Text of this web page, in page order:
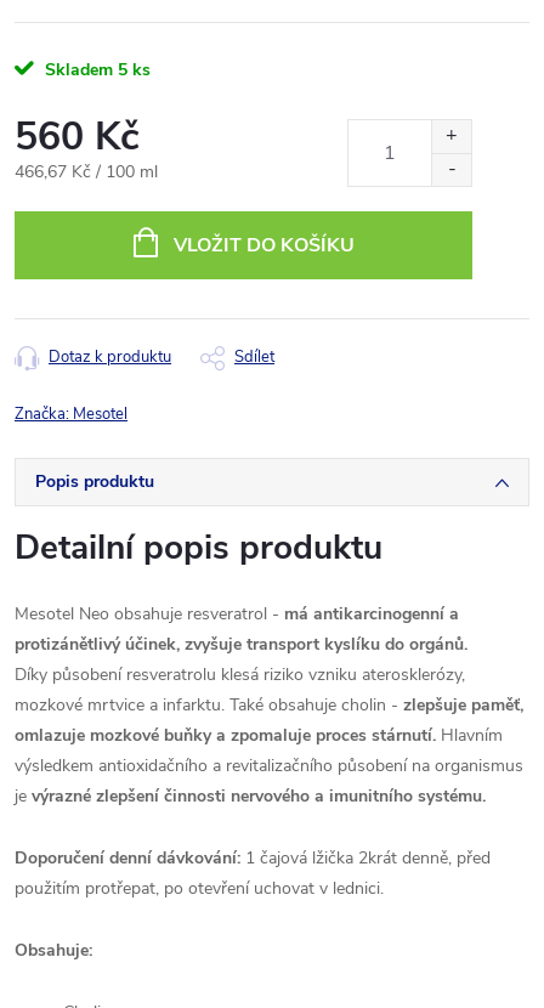
Skladem 5 ks
560 Kč
Měrná
466,67 Kč / 100 ml
VLOŽIT DO KOŠÍKU
Dotaz k produktu Sdílet
Značka: Mesotel
Popis produktu
Detailní popis produktu
Mesotel Neo obsahuje resveratrol - má antikarcinogenní a
protizánětlivý účinek, zvyšuje transport kyslíku do orgánů.
Díky působení resveratrolu klesá riziko vzniku aterosklerózy,
mozkové mrtvice a infarktu. Také obsahuje cholin - zlepšuje paměť,
omlazuje mozkové buňky a zpomaluje proces stárnutí. Hlavním
výsledkem antioxidačního a revitalizačního působení na organismus
je výrazné zlepšení činnosti nervového a imunitního systému.
Doporučení denní dávkování: 1 čajová lžička 2krát denně, před
použitím protřepat, po otevření uchovat v lednici.
Obsahuje: